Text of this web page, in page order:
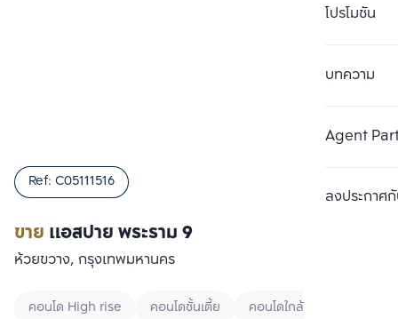
โปรโมชัน
บทความ
Agent
ลงประกาศกั
ขาย แอสปาย พระราม 9
Ref: C05111516
ห้วยขวาง, กรุงเทพมหานคร
คอนโด High rise คอนโดชั้นเตี้ย คอนโดใกล้ BTS